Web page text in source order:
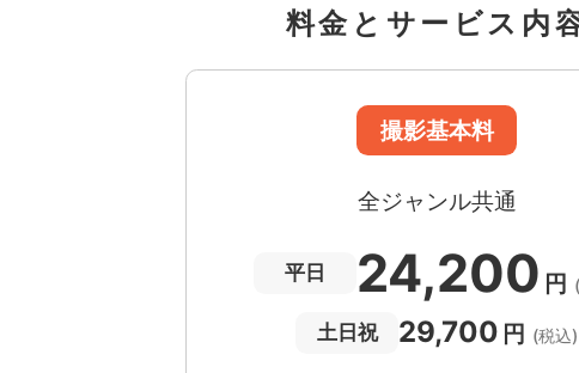
料金とサービス内
準備・片付けなど含みます
急な体調・天候不良でも大丈夫
*撮影場所や日時によって、一部のフォトグラファ
ーでは遠方出張料（+3,000円）が発生する場合が